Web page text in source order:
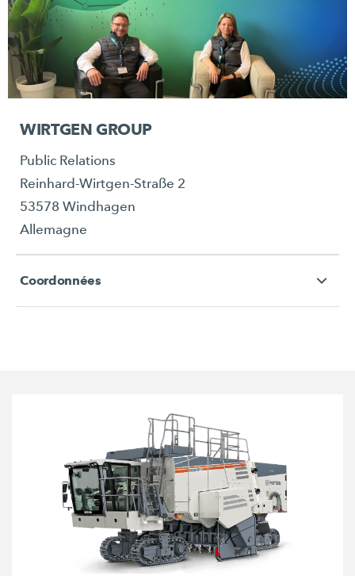
WIRTGEN GROUP
Public Relations
Reinhard-Wirtgen-Straße 2
53578 Windhagen
Allemagne
Coordonnées